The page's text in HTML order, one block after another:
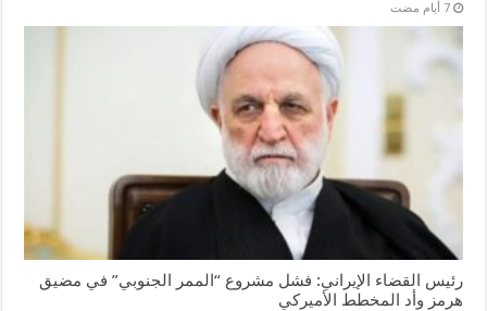
‏7 أيام مضت
رئيس القضاء الإيراني: فشل مشروع “الممر الجنوبي” في مضيق
هرمز وأد المخطط الأميركي